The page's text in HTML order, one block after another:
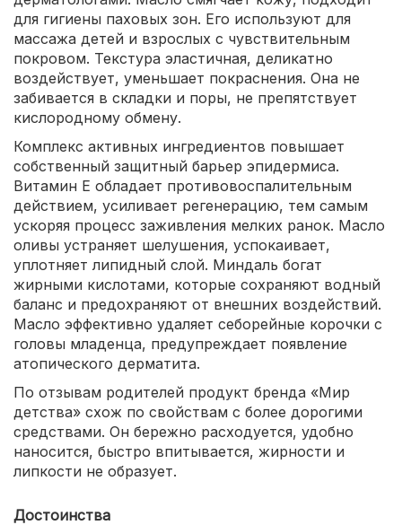
для гигиены паховых зон. Его используют для
массажа детей и взрослых с чувствительным
покровом. Текстура эластичная, деликатно
воздействует, уменьшает покраснения. Она не
забивается в складки и поры, не препятствует
кислородному обмену.
Комплекс активных ингредиентов повышает
собственный защитный барьер эпидермиса.
Витамин Е обладает противовоспалительным
действием, усиливает регенерацию, тем самым
ускоряя процесс заживления мелких ранок. Масло
оливы устраняет шелушения, успокаивает,
уплотняет липидный слой. Миндаль богат
жирными кислотами, которые сохраняют водный
баланс и предохраняют от внешних воздействий.
Масло эффективно удаляет себорейные корочки с
головы младенца, предупреждает появление
атопического дерматита.
По отзывам родителей продукт бренда «Мир
детства» схож по свойствам с более дорогими
средствами. Он бережно расходуется, удобно
наносится, быстро впитывается, жирности и
липкости не образует.
Достоинства